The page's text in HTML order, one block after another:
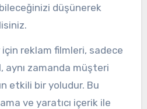
düşünerek
reklam filmleri, sadece
aynı zamanda müşteri
etkili bir yoludur. Bu
ve yaratıcı içerik ile